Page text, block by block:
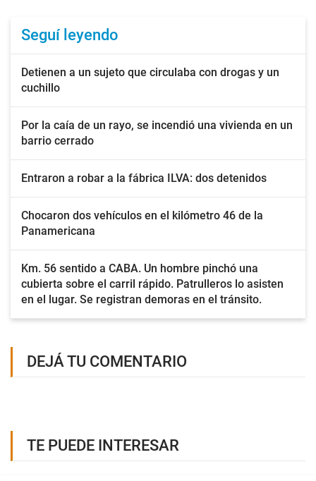
Seguí leyendo
Detienen a un sujeto que circulaba con drogas y un
cuchillo
Por la caía de un rayo, se incendió una vivienda en un
barrio cerrado
Entraron a robar a la fábrica ILVA: dos detenidos
Chocaron dos vehículos en el kilómetro 46 de la
Panamericana
Km. 56 sentido a CABA. Un hombre pinchó una
cubierta sobre el carril rápido. Patrulleros lo asisten
en el lugar. Se registran demoras en el tránsito.
DEJÁ TU COMENTARIO
TE PUEDE INTERESAR